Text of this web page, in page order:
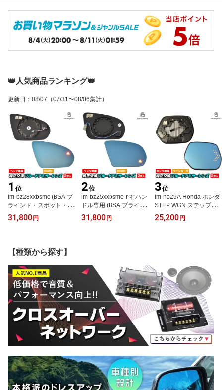
👑人気商品ランキング👑
更新日 ： 08/07 （07/31〜08/06集計）
1 位
lm-bz28xxbsmc (BSA ブ
ラインド・スポット・ア
シスト内蔵) CLAクラス
X118 シューティングブ
z メルセデス ベンツ 親水
& ワイドミラー & ブルー
ドアミラーレンズ (サイ
ドミラー ブルーレンズ
ワイドミラー)
31,800 円
2位
lm-bz25xxbsme-r 右ハン
ドル専用 (BSA ブライン
ド・スポット・アシスト
内蔵) Eクラス W213 セ
ミラーレンズ (サイドミ
ラー ブルーレンズ ワイ
ドミラー 撥水)
31,800 円
3位
lm-ho29A Honda ホンダ
STEP WGN ステップワ
ゴン (RK1.2.5.6系 H21.1
0-H27.03 2009.10-2015.
イドミラー 撥水 親水加
工 ウインカー ミラーヒ
ーター )
25,200 円
【種類から探す】